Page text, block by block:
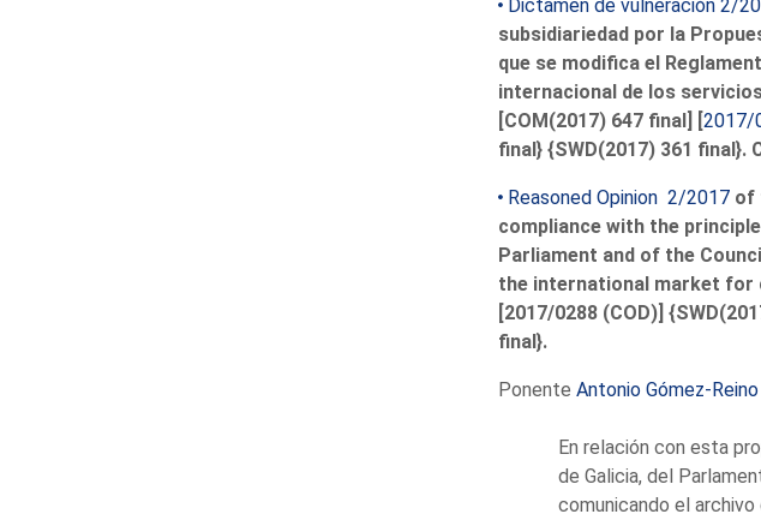
Dictamen de vulneración 2/
subsidiariedad por la
que se modifica el
internacional de los
[COM(2017) 647 final] [2017/
final} {SWD(2017) 361 final}.
Reasoned Opinion 2/2017of
compliance with the
Parliament and of the
the international market for
[2017/0288 (COD)]
final}.
Ponente Antonio Gómez-
En relación con esta
de Galicia, del
comunicando el